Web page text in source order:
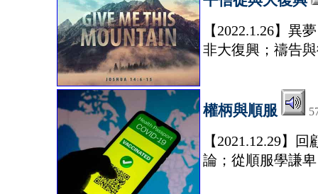
【2022.1.26】
非大復興；禱告
權柄與順服
【2021.12.29】
論；從順服學謙